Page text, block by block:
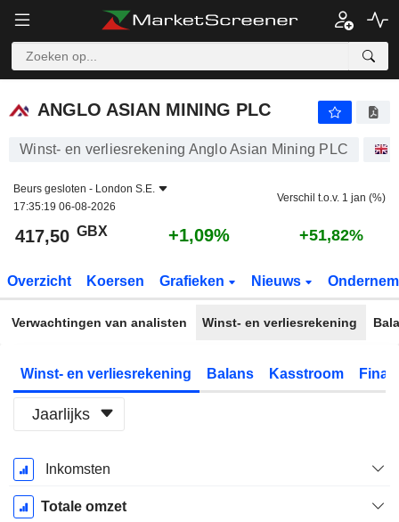
ANGLO ASIAN MINING PLC
ANGLO ASIAN MINING PLC
Winst- en verliesrekening Anglo Asian Mining PLC
Beurs gesloten - London S.E.
17:35:19 06-08-2026
Verschil t.o.v. 1 jan (%)
417,50 GBX +1,09% +51,82%
Overzicht Koersen Grafieken Nieuws
Verwachtingen van analisten Winst- en verliesrekening
Winst- en verliesrekening Balans Kasstroom
Jaarlijks
Start
boekjaar:
December
Inkomsten
Totale omzet